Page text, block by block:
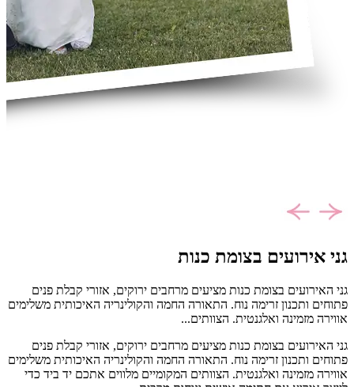
גני אירועים בצומת כנות
גני האירועים בצומת כנות מציעים מרחבים ירוקים, אזורי קבלת פנים
פתוחים ותכנון זרימה נוח. התאורה החמה והקולינריה האיכותית משלימים
אווירה מזמינה ואלגנטית. הצוותים...
גני האירועים בצומת כנות מציעים מרחבים ירוקים, אזורי קבלת פנים
פתוחים ותכנון זרימה נוח. התאורה החמה והקולינריה האיכותית משלימים
אווירה מזמינה ואלגנטית. הצוותים המקומיים מלווים אתכם יד ביד כדי